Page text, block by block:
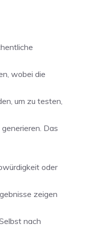
wobei die
um zu testen,
Das
oder
zeigen
nach